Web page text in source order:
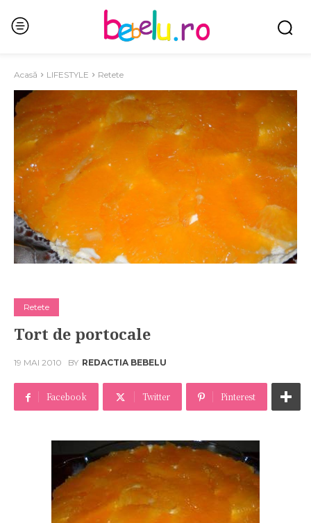
Acasă LIFESTYLE Retete
Retete
Tort de portocale
19 MAI 2010 BY REDACTIA BEBELU
Facebook Twitter Pinterest